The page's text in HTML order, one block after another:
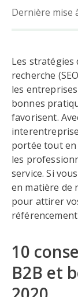
Dernière mise
Les
recherche
les
bonnes
favorisent.
portée tout
les
service. Si
en matière de
pour attirer
10
B2B et